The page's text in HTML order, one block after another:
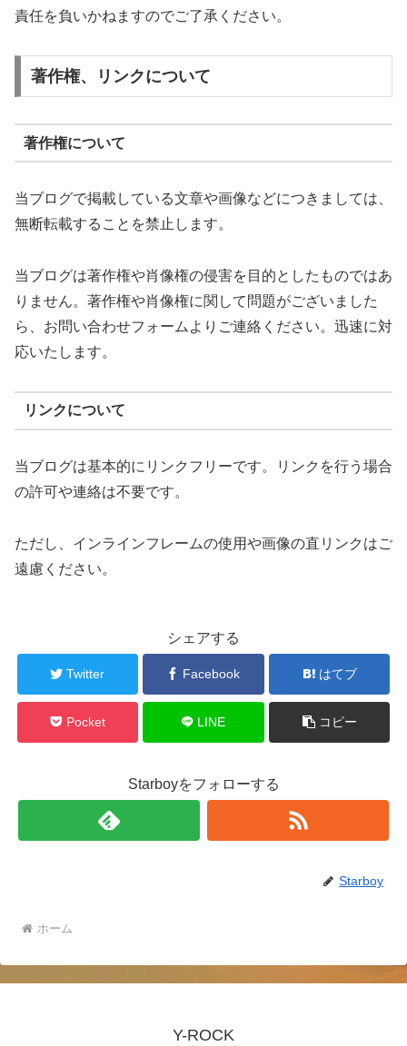
責任を負いかねますのでご了承ください。
著作権、リンクについて
著作権について
当ブログで掲載している文章や画像などにつきましては、
無断転載することを禁止します。
当ブログは著作権や肖像権の侵害を目的としたものではあ
りません。著作権や肖像権に関して問題がございました
ら、お問い合わせフォームよりご連絡ください。迅速に対
応いたします。
リンクについて
当ブログは基本的にリンクフリーです。リンクを行う場合
の許可や連絡は不要です。
ただし、インラインフレームの使用や画像の直リンクはご
遠慮ください。
シェアする
Twitter Facebook はてブ
Pocket LINE コピー
Starboyをフォローする
Starboy
ホーム
Y-ROCK